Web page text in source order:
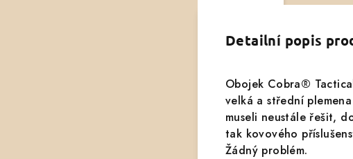
Detailní popis
Obojek Cobra®
velká a střední
museli neustále řešit,
tak kovového
Žádný problém.